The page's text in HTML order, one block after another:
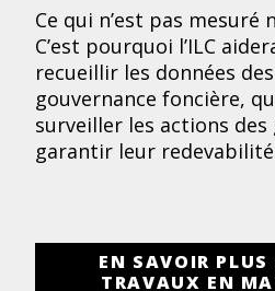
Ce qui n’est pas mesuré
C’est pourquoi l’ILC
recueillir les données
gouvernance foncière,
surveiller les actions
garantir leur
EN SAVOIR PLUS
TRAVAUX EN